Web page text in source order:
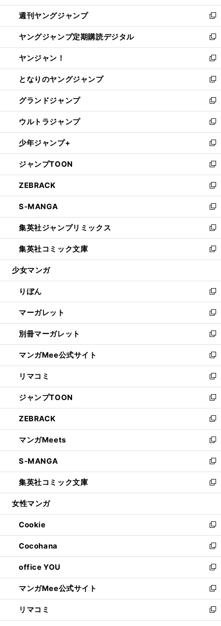
開
く
ウ
で
開
く
ン
ド
ウ
で
開
く
ウ
ィ
ン
ド
ウ
で
開
く
週刊ヤングジャンプ
新
し
い
ウ
ィ
ン
ド
ウ
で
開
く
ヤングジャンプ定期購読デジタル
新
し
い
ウ
ィ
ン
ド
ウ
で
開
く
ヤンジャン！
新
し
い
ウ
ィ
ン
ド
ウ
で
開
く
となりのヤングジャンプ
新
し
い
ウ
ィ
ン
ド
ウ
で
開
く
グランドジャンプ
新
し
い
ウ
ィ
ン
ド
ウ
で
開
く
ウルトラジャンプ
新
し
い
ウ
ィ
ン
ド
ウ
で
開
く
少年ジャンプ+
新
し
い
ウ
ィ
ン
ド
ウ
で
開
く
ジャンプTOON
新
し
い
ウ
ィ
ン
ド
ウ
で
開
ZEBRACK
新
し
い
ウ
ィ
ン
ド
ウ
開
く
S-MANGA
新
し
い
ウ
ィ
ン
ウ
で
開
く
集英社ジャンプリミックス
新
し
い
ウ
ン
ド
ウ
で
開
く
集英社コミック文庫
新
し
ウ
ィ
ン
ド
ウ
で
開
く
少女マンガ
りぼん
新
し
い
ウ
ィ
ン
ド
ウ
で
開
く
マーガレット
新
し
い
ウ
ィ
ン
ド
ウ
で
開
く
別冊マーガレット
新
し
い
ウ
ィ
ン
ド
ウ
で
開
く
マンガMee公式サイト
新
し
い
ウ
ィ
ン
ド
ウ
で
開
く
リマコミ
新
し
い
ウ
ィ
ン
ド
ウ
で
開
く
ジャンプTOON
新
し
い
ウ
ィ
ン
ド
ウ
で
開
ZEBRACK
新
し
い
ウ
ィ
ン
ド
ウ
開
く
マンガMeets
新
し
い
ウ
ィ
ン
ウ
で
開
く
S-MANGA
新
し
い
ウ
ン
ド
ウ
で
開
く
集英社コミック文庫
新
し
ウ
ィ
ン
ド
ウ
で
開
く
女性マンガ
Cookie
新
し
い
ウ
ィ
ン
ド
ウ
で
開
Cocohana
新
し
い
ウ
ィ
ン
ド
ウ
office YOU
新
し
い
ウ
ィ
ン
マンガMee公式サイト
新
し
い
ウ
リマコミ
新
し